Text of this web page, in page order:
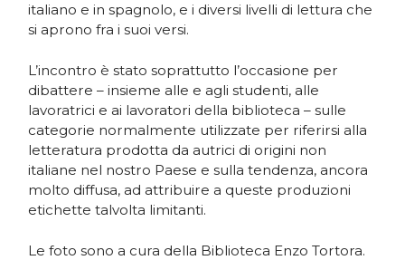
italiano e in spagnolo, e i diversi livelli di lettura che
si aprono fra i suoi versi.
L’incontro è stato soprattutto l’occasione per
dibattere – insieme alle e agli studenti, alle
lavoratrici e ai lavoratori della biblioteca – sulle
categorie normalmente utilizzate per riferirsi alla
letteratura prodotta da autrici di origini non
italiane nel nostro Paese e sulla tendenza, ancora
molto diffusa, ad attribuire a queste produzioni
etichette talvolta limitanti.
Le foto sono a cura della Biblioteca Enzo Tortora.